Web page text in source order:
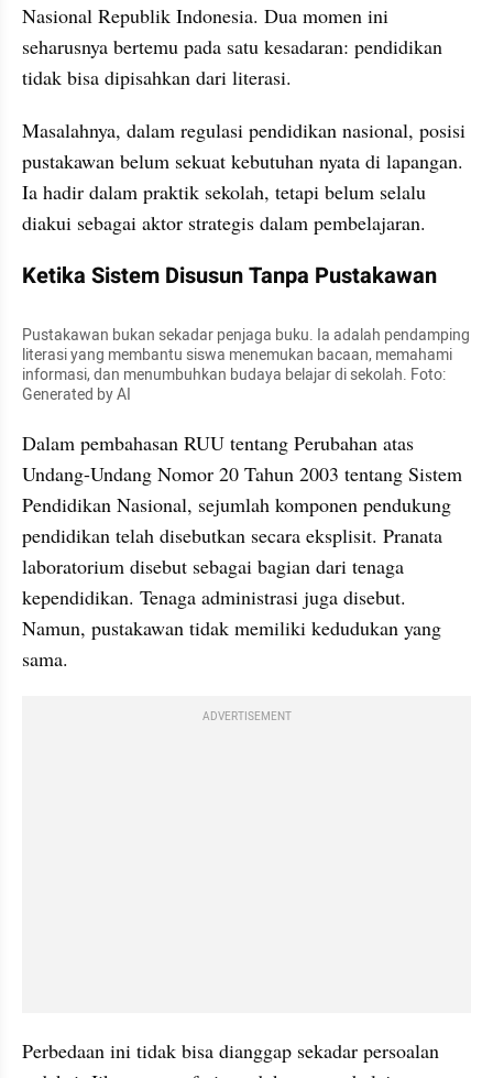
Nasional Republik Indonesia. Dua momen ini
seharusnya bertemu pada satu kesadaran: pendidikan
tidak bisa dipisahkan dari literasi.
Masalahnya, dalam regulasi pendidikan nasional, posisi
pustakawan belum sekuat kebutuhan nyata di lapangan.
Ia hadir dalam praktik sekolah, tetapi belum selalu
diakui sebagai aktor strategis dalam pembelajaran.
Ketika Sistem Disusun Tanpa Pustakawan
Pustakawan bukan sekadar penjaga buku. Ia adalah pendamping
literasi yang membantu siswa menemukan bacaan, memahami
informasi, dan menumbuhkan budaya belajar di sekolah. Foto:
Generated by AI
Dalam pembahasan RUU tentang Perubahan atas
Undang-Undang Nomor 20 Tahun 2003 tentang Sistem
Pendidikan Nasional, sejumlah komponen pendukung
pendidikan telah disebutkan secara eksplisit. Pranata
laboratorium disebut sebagai bagian dari tenaga
kependidikan. Tenaga administrasi juga disebut.
Namun, pustakawan tidak memiliki kedudukan yang
sama.
ADVERTISEMENT
Perbedaan ini tidak bisa dianggap sekadar persoalan